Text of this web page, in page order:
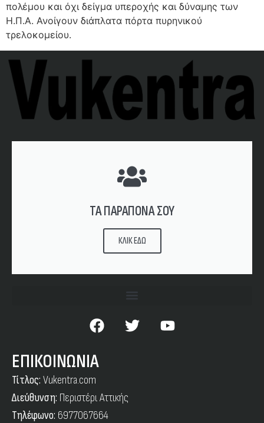
πολέμου και όχι δείγμα υπεροχής και δύναμης των
Η.Π.Α. Ανοίγουν διάπλατα πόρτα πυρηνικού
τρελοκομείου.
ΤΑ ΠΑΡΑΠΟΝΑ ΣΟΥ
ΚΛΙΚ ΕΔΩ
ΕΠΙΚΟΙΝΩΝΙΑ
Τίτλος: Vukentra.com
Διεύθυνση: Περιστέρι Αττικής
Τηλέφωνο: 6977067664